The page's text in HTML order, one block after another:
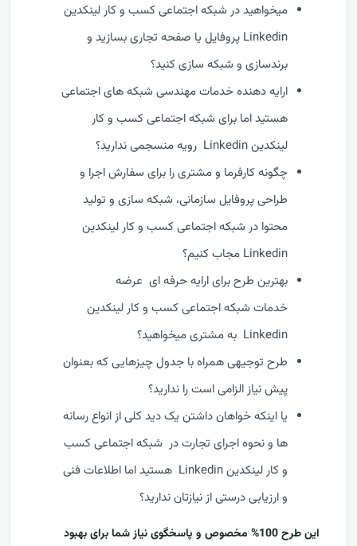
میخواهید در شبکه اجتماعی کسب و کار لینکدین
Linkedin پروفایل یا صفحه تجاری بسازید و
برندسازی و شبکه سازی کنید؟
ارایه دهنده خدمات مهندسی شبکه های اجتماعی
هستید اما برای شبکه اجتماعی کسب و کار
لینکدین Linkedin رویه منسجمی ندارید؟
چگونه کارفرما و مشتری را برای سفارش اجرا و
طراحی پروفایل سازمانی، شبکه سازی و تولید
محتوا در شبکه اجتماعی کسب و کار لینکدین
Linkedin مجاب کنیم؟
بهترین طرح برای ارایه حرفه ای عرضه
خدمات شبکه اجتماعی کسب و کار لینکدین
Linkedin به مشتری میخواهید؟
طرح توجیهی همراه با جدول چیزهایی که بعنوان
پیش نیاز الزامی است را ندارید؟
یا اینکه خواهان داشتن یک دید کلی از انواع رسانه
ها و نحوه اجرای تجارت در شبکه اجتماعی کسب
و کار لینکدین Linkedin هستید اما اطلاعات فنی
و ارزیابی درستی از نیازتان ندارید؟
این طرح 100% مخصوص و پاسخگوی نیاز شما برای بهبود